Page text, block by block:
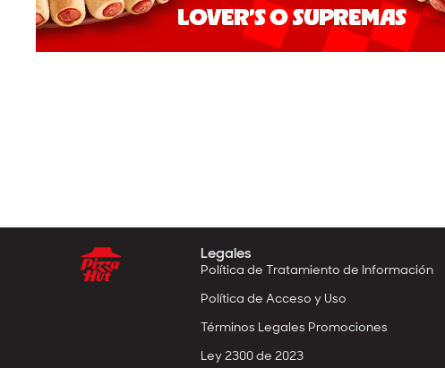
Legales
Política de Tratamiento de Información
Política de Acceso y Uso
Términos Legales Promociones
Ley 2300 de 2023